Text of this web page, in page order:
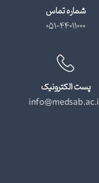
شماره تماس
051-44011000
پست الکترونیک